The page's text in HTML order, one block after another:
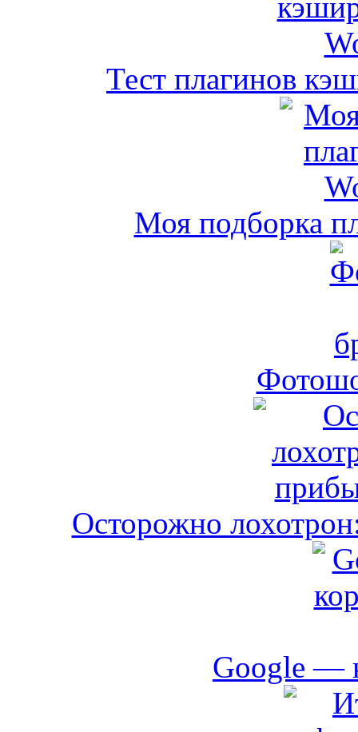
Тест плагинов
Моя подборка
Осторожно
Google —